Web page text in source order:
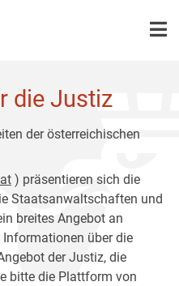
die Justiz
der österreichischen
) präsentieren sich die
Staatsanwaltschaften und
breites Angebot an
über die
der Justiz, die
bitte die Plattform von